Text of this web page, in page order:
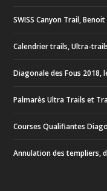
SWISS Canyon Trail,
Calendrier trails, Ultra-
Diagonale des Fous 2018,
Palmarès Ultra Trails et
Courses Qualifiantes
Annulation des templiers,